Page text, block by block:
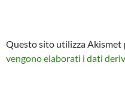
Questo sito utilizza Akismet
vengono elaborati i dati